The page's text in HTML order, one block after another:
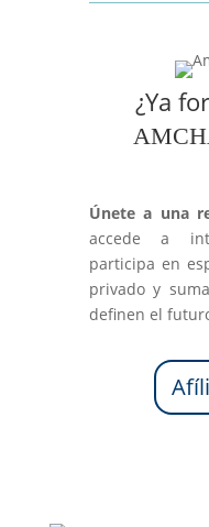
¿Ya
AMC
Únete a una
accede a
participa en
privado y
definen el